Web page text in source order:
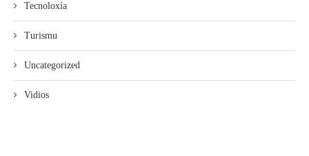
Tecnoloxía
Turismu
Uncategorized
Vidios